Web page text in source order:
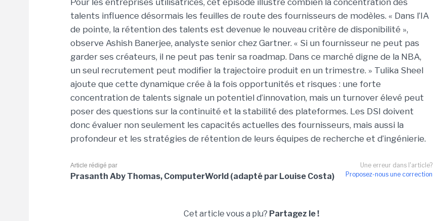
Pour les entreprises utilisatrices, cet épisode illustre combien la concentration des
talents influence désormais les feuilles de route des fournisseurs de modèles. « Dans l’IA
de pointe, la rétention des talents est devenue le nouveau critère de disponibilité »,
observe Ashish Banerjee, analyste senior chez Gartner. « Si un fournisseur ne peut pas
garder ses créateurs, il ne peut pas tenir sa roadmap. Dans ce marché digne de la NBA,
un seul recrutement peut modifier la trajectoire produit en un trimestre. » Tulika Sheel
ajoute que cette dynamique crée à la fois opportunités et risques : une forte
concentration de talents signale un potentiel d’innovation, mais un turnover élevé peut
poser des questions sur la continuité et la stabilité des plateformes. Les DSI doivent
donc évaluer non seulement les capacités actuelles des fournisseurs, mais aussi la
profondeur et les stratégies de rétention de leurs équipes de recherche et d’ingénierie.
Une erreur dans l'article?
Proposez-nous une correction
Article rédigé par
Prasanth Aby Thomas, ComputerWorld (adapté par Louise Costa)
Cet article vous a plu? Partagez le !